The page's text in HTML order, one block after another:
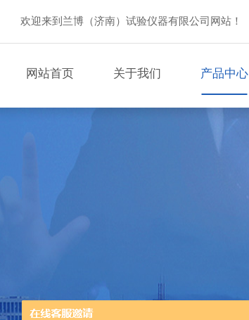
欢迎来到兰博（济南）试验仪器有限公司网站！
网站首页 关于我们 产品中心